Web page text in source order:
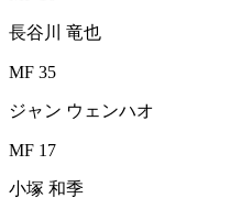
長谷川 竜也
MF 35
ジャン ウェンハオ
MF 17
小塚 和季